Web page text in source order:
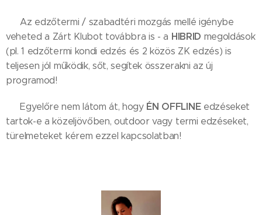
✨ Az edzőtermi / szabadtéri mozgás mellé igénybe
veheted a Zárt Klubot továbbra is - a HIBRID megoldások
(pl. 1 edzőtermi kondi edzés és 2 közös ZK edzés) is
teljesen jól működik, sőt, segítek összerakni az új
programod!
✨ Egyelőre nem látom át, hogy ÉN OFFLINEedzéseket
tartok-e a közeljövőben, outdoor vagy termi edzéseket,
türelmeteket kérem ezzel kapcsolatban!